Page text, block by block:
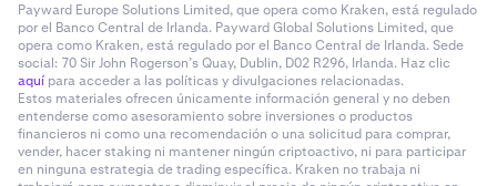
Payward Europe Solutions Limited, que opera como Kraken, está regulado
por el Banco Central de Irlanda. Payward Global Solutions Limited, que
opera como Kraken, está regulado por el Banco Central de Irlanda. Sede
social: 70 Sir John Rogerson’s Quay, Dublin, D02 R296, Irlanda. Haz clic
aquí para acceder a las políticas y divulgaciones relacionadas.
Estos materiales ofrecen únicamente información general y no deben
entenderse como asesoramiento sobre inversiones o productos
financieros ni como una recomendación o una solicitud para comprar,
vender, hacer staking ni mantener ningún criptoactivo, ni para participar
en ninguna estrategia de trading específica. Kraken no trabaja ni